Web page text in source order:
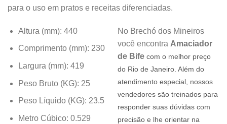
para o uso em pratos e receitas diferenciadas.
Altura (mm): 440
Comprimento (mm): 230
Largura (mm): 419
Peso Bruto (KG): 25
Peso Líquido (KG): 23.5
Metro Cúbico: 0.529
No Brechó dos Mineiros
você encontra Amaciador
de Bife com o melhor preço
do Rio de Janeiro. Além do
atendimento especial, nossos
vendedores são treinados para
responder suas dúvidas com
precisão e lhe orientar na